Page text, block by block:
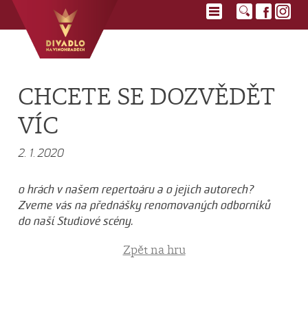
CHCETE SE DOZVĚDĚT
VÍC
2. 1. 2020
o hrách v našem repertoáru a o jejich autorech?
Zveme vás na přednášky renomovaných odborníků
do naší Studiové scény.
Zpět na hru